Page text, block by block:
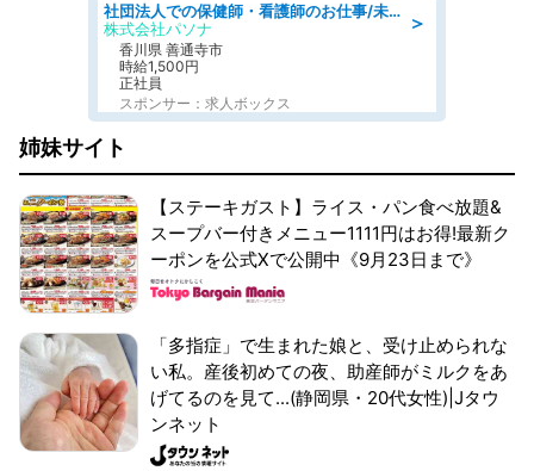
＞
社団法人での保健師・看護師のお仕事/未経験OK/要資格:普通免許、保健師、正看護師
株式会社パソナ
香川県 善通寺市
時給1,500円
正社員
スポンサー：求人ボックス
姉妹サイト
【ステーキガスト】ライス・パン食べ放題&
スープバー付きメニュー1111円はお得!最新ク
ーポンを公式Xで公開中《9月23日まで》
「多指症」で生まれた娘と、受け止められな
い私。産後初めての夜、助産師がミルクをあ
げてるのを見て...(静岡県・20代女性)|Jタウ
ンネット